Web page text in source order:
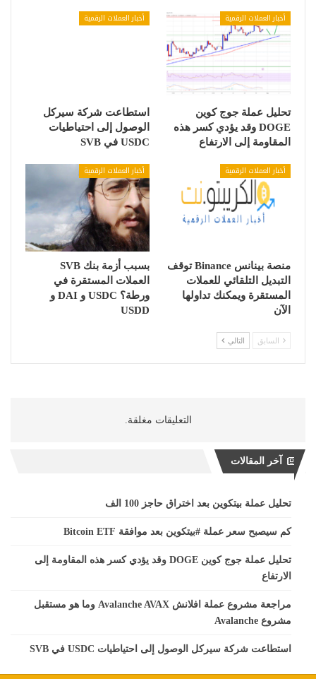
أخبار العملات الرقمية
تحليل عملة جوج كوين
DOGE وقد يؤدي كسر هذه
المقاومة إلى الارتفاع
أخبار العملات الرقمية
استطاعت شركة سيركل
الوصول إلى احتياطيات
USDC في SVB
أخبار العملات الرقمية
منصة بينانس Binance توقف
التبديل التلقائي للعملات
المستقرة ويمكنك تداولها
الآن
أخبار العملات الرقمية
بسبب أزمة بنك SVB
العملات المستقرة في
ورطة؟ USDC و DAI و
USDD
السابق التالي
التعليقات مغلقة.
آخر المقالات
تحليل عملة بيتكوين بعد اختراق حاجز 100 الف
كم سيصبح سعر عملة #بيتكوين بعد موافقة Bitcoin ETF
تحليل عملة جوج كوين DOGE وقد يؤدي كسر هذه المقاومة إلى
الارتفاع
مراجعة مشروع عملة افلانش Avalanche AVAX وما هو مستقبل
مشروع Avalanche
استطاعت شركة سيركل الوصول إلى احتياطيات USDC في SVB